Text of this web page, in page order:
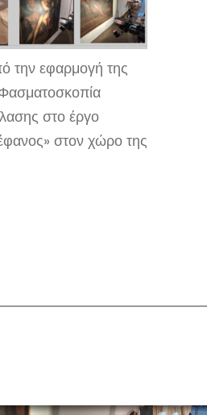
την εφαρμογή της
στο έργο
στον χώρο της